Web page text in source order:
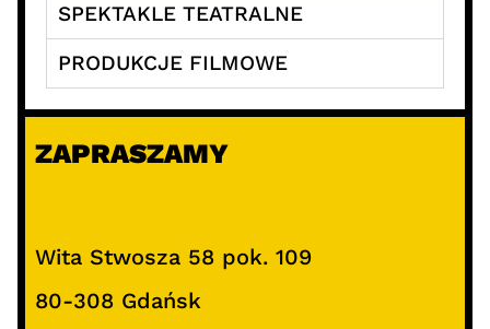
SPEKTAKLE TEATRALNE
PRODUKCJE FILMOWE
ZAPRASZAMY
Wita Stwosza 58 pok. 109
80-308 Gdańsk